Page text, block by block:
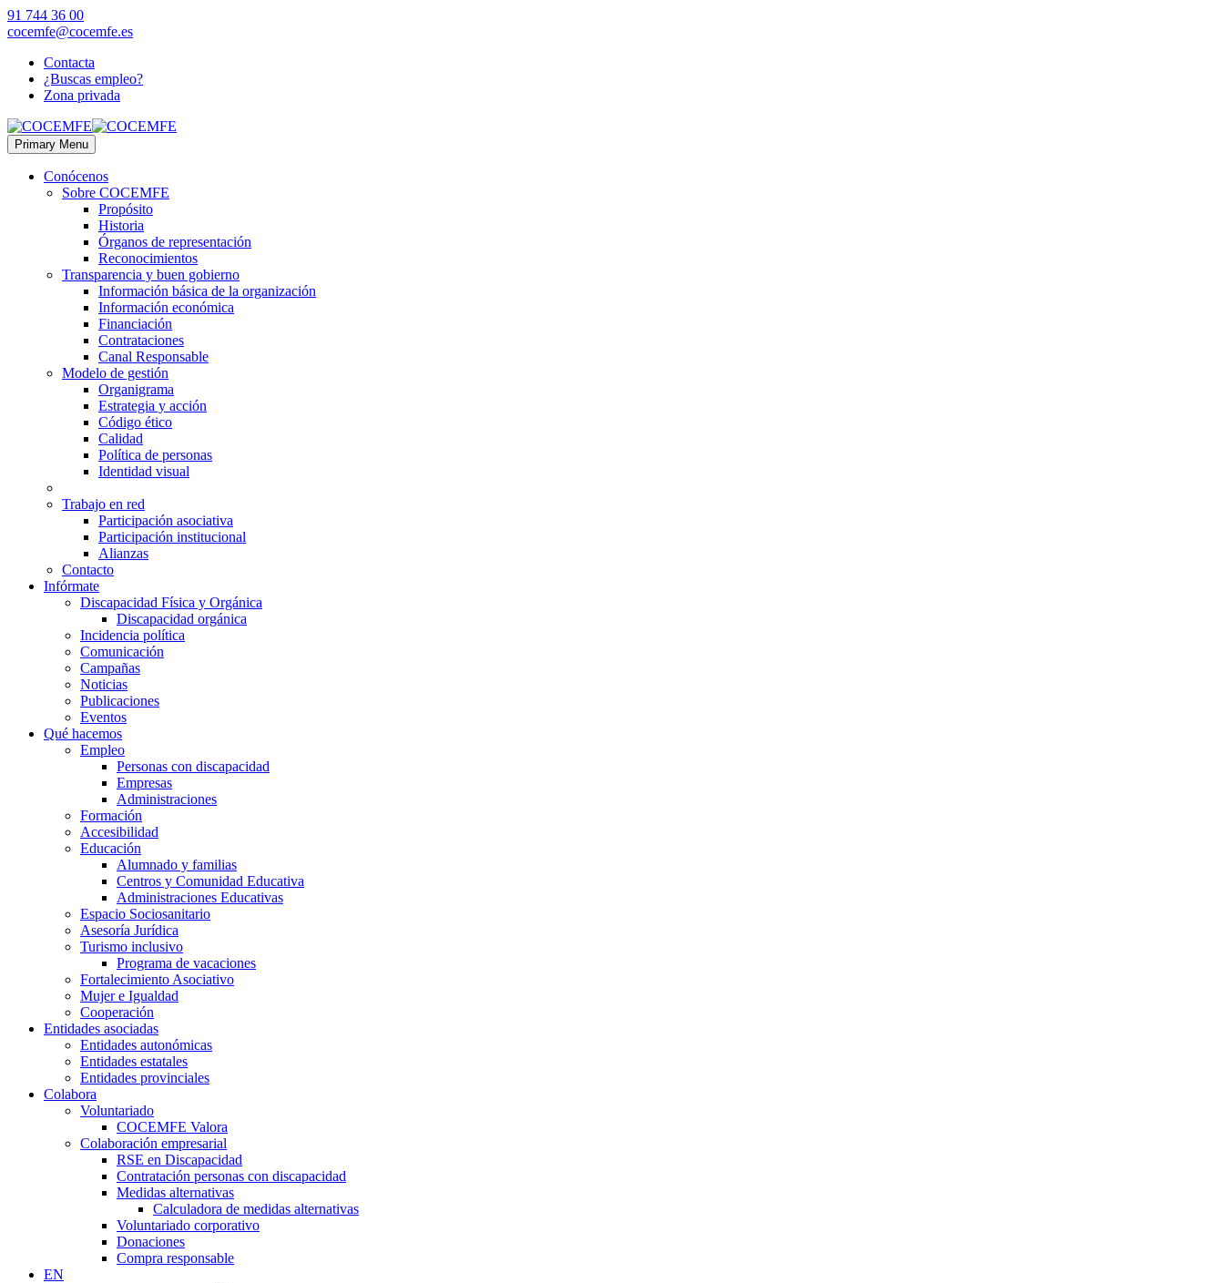
91 744 36 00
cocemfe@cocemfe.es
Contacta
¿Buscas empleo?
Zona privada
Primary Menu
Conócenos
Sobre COCEMFE
Propósito
Historia
Órganos de representación
Reconocimientos
Transparencia y buen gobierno
Información básica de la organización
Información económica
Financiación
Contrataciones
Canal Responsable
Modelo de gestión
Organigrama
Estrategia y acción
Código ético
Calidad
Política de personas
Identidad visual
Trabajo en red
Participación asociativa
Participación institucional
Alianzas
Contacto
Infórmate
Discapacidad Física y Orgánica
Discapacidad orgánica
Incidencia política
Comunicación
Campañas
Noticias
Publicaciones
Eventos
Qué hacemos
Empleo
Personas con discapacidad
Empresas
Administraciones
Formación
Accesibilidad
Educación
Alumnado y familias
Centros y Comunidad Educativa
Administraciones Educativas
Espacio Sociosanitario
Asesoría Jurídica
Turismo inclusivo
Programa de vacaciones
Fortalecimiento Asociativo
Mujer e Igualdad
Cooperación
Entidades asociadas
Entidades autonómicas
Entidades estatales
Entidades provinciales
Colabora
Voluntariado
COCEMFE Valora
Colaboración empresarial
RSE en Discapacidad
Contratación personas con discapacidad
Medidas alternativas
Calculadora de medidas alternativas
Voluntariado corporativo
Donaciones
Compra responsable
EN